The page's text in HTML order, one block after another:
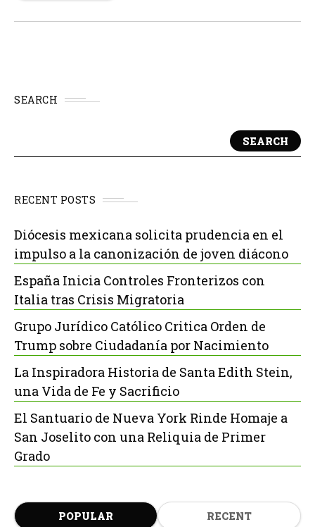
SEARCH
SEARCH
RECENT POSTS
Diócesis mexicana solicita prudencia en el
impulso a la canonización de joven diácono
España Inicia Controles Fronterizos con
Italia tras Crisis Migratoria
Grupo Jurídico Católico Critica Orden de
Trump sobre Ciudadanía por Nacimiento
La Inspiradora Historia de Santa Edith Stein,
una Vida de Fe y Sacrificio
El Santuario de Nueva York Rinde Homaje a
San Joselito con una Reliquia de Primer
Grado
POPULAR RECENT